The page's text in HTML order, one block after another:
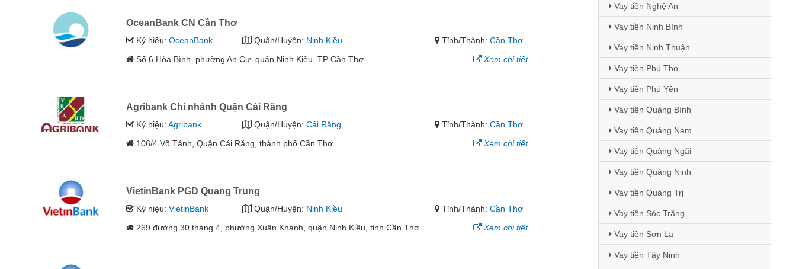
OceanBank CN Cần Thơ
Ký hiệu:OceanBank Quận/Huyện: Ninh Kiều Tỉnh/Thành:Cần Thơ
Số 6 Hòa Bình, phường An Cư, quận Ninh Kiều, TP Cần Thơ
Xem chi tiết
Agribank Chi nhánh Quận Cái Răng
Ký hiệu:Agribank Quận/Huyện: Cái Răng Tỉnh/Thành:Cần Thơ
106/4 Võ Tánh, Quận Cái Răng, thành phố Cần Thơ
Xem chi tiết
VietinBank PGD Quang Trung
Ký hiệu:VietinBank Quận/Huyện: Ninh Kiều Tỉnh/Thành:Cần Thơ
269 đường 30 tháng 4, phường Xuân Khánh, quận Ninh Kiều, tỉnh Cần Thơ.
Xem chi tiết
Vay tiền Nghệ An
Vay tiền Ninh Bình
Vay tiền Ninh Thuận
Vay tiền Phú Thọ
Vay tiền Phú Yên
Vay tiền Quảng Bình
Vay tiền Quảng Nam
Vay tiền Quảng Ngãi
Vay tiền Quảng Ninh
Vay tiền Quảng Trị
Vay tiền Sóc Trăng
Vay tiền Sơn La
Vay tiền Tây Ninh